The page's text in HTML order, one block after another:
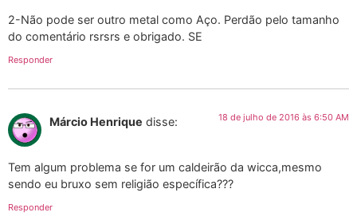
2-Não pode ser outro metal como Aço. Perdão pelo tamanho
do comentário rsrsrs e obrigado. SE
Responder
Márcio Henrique disse: 18 de julho de 2016 às 6:50 AM
Tem algum problema se for um caldeirão da wicca,mesmo
sendo eu bruxo sem religião específica???
Responder